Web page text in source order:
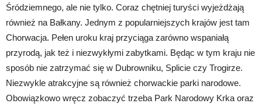
Śródziemnego, ale nie tylko. Coraz chętniej turyści wyjeżdżają
również na Bałkany. Jednym z popularniejszych krajów jest tam
Chorwacja. Pełen uroku kraj przyciąga zarówno wspaniałą
przyrodą, jak też i niezwykłymi zabytkami. Będąc w tym kraju nie
sposób nie zatrzymać się w Dubrowniku, Splicie czy Trogirze.
Niezwykle atrakcyjne są również chorwackie parki narodowe.
Obowiązkowo wręcz zobaczyć trzeba Park Narodowy Krka oraz